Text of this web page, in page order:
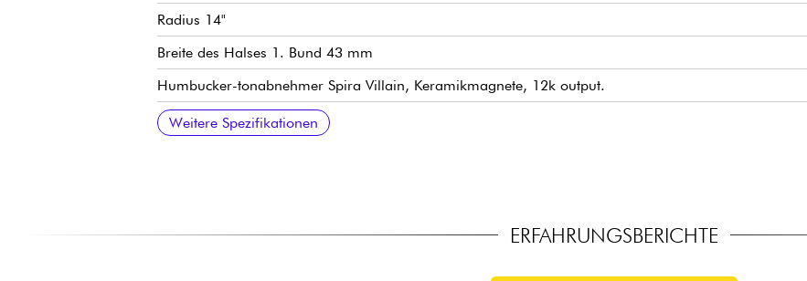
Radius 14"
Breite des Halses 1. Bund 43 mm
Humbucker-tonabnehmer Spira Villain, Keramikmagnete, 12k output.
Master Volume, Master Tone, tonabnehmerwahlschalter 3-fach.
Fester Spira Steg
Spira stimmmechaniken (gekapselte Mechaniken)
Weitere Spezifikationen
ERFAHRUNGSBERICHTE